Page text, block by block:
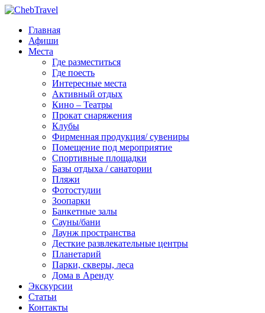
Главная
Афиши
Места
Где разместиться
Где поесть
Интересные места
Активный отдых
Кино – Театры
Прокат снаряжения
Клубы
Фирменная продукция/ сувениры
Помещение под мероприятие
Спортивные площадки
Базы отдыха / санатории
Пляжи
Фотостудии
Зоопарки
Банкетные залы
Сауны/бани
Лаунж пространства
Десткие развлекательные центры
Планетарий
Парки, скверы, леса
Дома в Аренду
Экскурсии
Статьи
Контакты